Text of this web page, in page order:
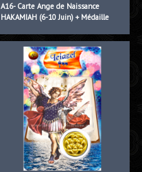
A16- Carte Ange de Naissance
HAKAMIAH (6-10 Juin) + Médaille